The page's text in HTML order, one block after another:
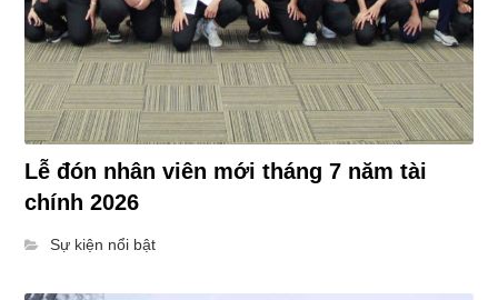
Lễ đón nhân viên mới tháng 7 năm tài
chính 2026
Sự kiện nổi bật